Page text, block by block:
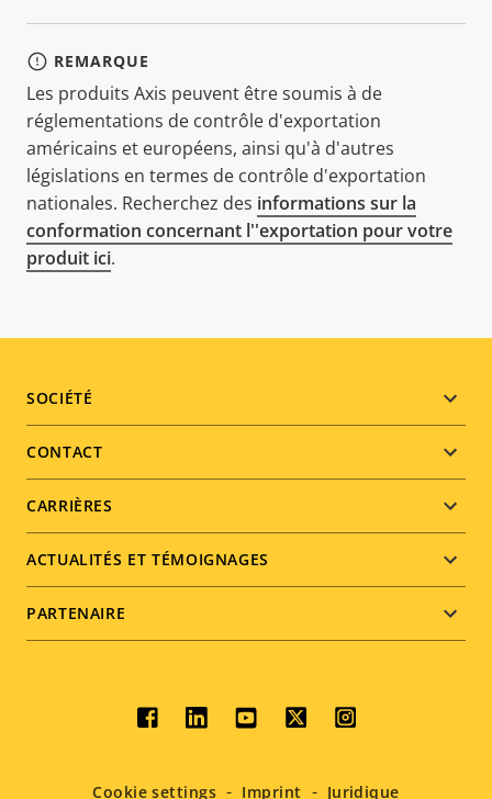
REMARQUE
Les produits Axis peuvent être soumis à de
réglementations de contrôle d'exportation
américains et européens, ainsi qu'à d'autres
législations en termes de contrôle d'exportation
nationales. Recherchez des informations sur la
conformation concernant l''exportation pour votre
produit ici.
Footer
menu
SOCIÉTÉ
CONTACT
CARRIÈRES
ACTUALITÉS ET TÉMOIGNAGES
PARTENAIRE
Social
menu
Cookie settings Imprint Juridique